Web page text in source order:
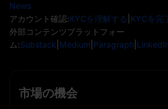
News
アカウント確認:KYCを理解する KYCを完
外部コンテンツプラットフォー
ム:Substack Medium Paragraph
市場の機会